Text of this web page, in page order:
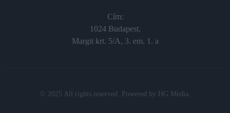
Cím:
1024 Budapest,
Margit krt. 5/A, 3. em. 1. a
© 2025 All rights reserved. Powered by HG Media